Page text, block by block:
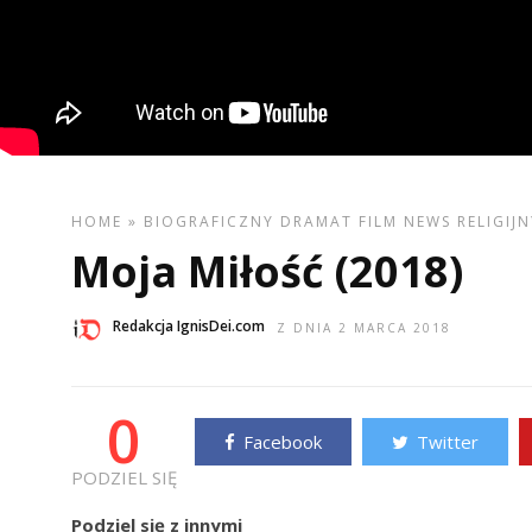
HOME » BIOGRAFICZNY DRAMAT FILM NEWS
Moja Miłość (2018)
Redakcja IgnisDei.com Z DNIA 2 MARCA 2018
0
PODZIEL SIĘ
Facebook Twitter
Podziel się z innymi